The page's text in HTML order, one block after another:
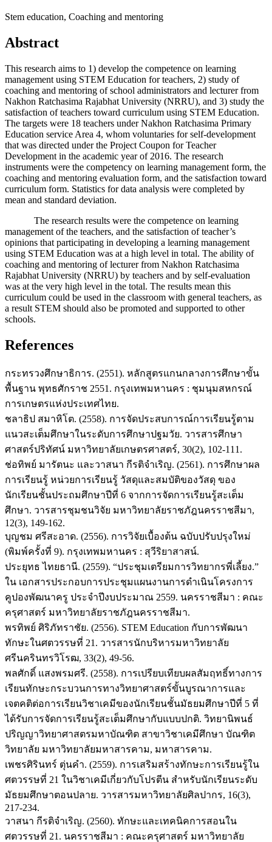
Stem education, Coaching and mentoring
Abstract
This research aims to 1) develop the competence on learning
management using STEM Education for teachers, 2) study of
coaching and mentoring of school administrators and lecturer from
Nakhon Ratchasima Rajabhat University (NRRU), and 3) study the
satisfaction of teachers toward curriculum using STEM Education.
The targets were 18 teachers under Nakhon Ratchasima Primary
Education service Area 4, whom voluntaries for self-development
that was directed under the Project Coupon for Teacher
Development in the academic year of 2016. The research
instruments were the competency on learning management form, the
coaching and mentoring evaluation form, and the satisfaction toward
curriculum form. Statistics for data analysis were completed by
mean and standard deviation.
The research results were the competence on learning
management of the teachers, and the satisfaction of teacher’s
opinions that participating in developing a learning management
using STEM Education was at a high level in total. The ability of
coaching and mentoring of lecturer from Nakhon Ratchasima
Rajabhat University (NRRU) by teachers and by self-evaluation
was at the very high level in the total. The results mean this
curriculum could be used in the classroom with general teachers, as
a result STEM should also be promoted and supported to other
schools.
References
กระทรวงศึกษาธิการ. (2551). หลักสูตรแกนกลางการศึกษาขั้น
พื้นฐาน พุทธศักราช 2551. กรุงเทพมหานคร : ชุมนุมสหกรณ์
การเกษตรแห่งประเทศไทย.
ชลาธิป สมาหิโต. (2558). การจัดประสบการณ์การเรียนรู้ตาม
แนวสะเต็มศึกษาในระดับการศึกษาปฐมวัย. วารสารศึกษา
ศาสตร์ปริทัศน์ มหาวิทยาลัยเกษตรศาสตร์, 30(2), 102-111.
ช่อทิพย์ มารัตนะ และวาสนา กีรติจำเริญ. (2561). การศึกษาผล
การเรียนรู้ หน่วยการเรียนรู้ วัสดุและสมบัติของวัสดุ ของ
นักเรียนชั้นประถมศึกษาปีที่ 6 จากการจัดการเรียนรู้สะเต็ม
ศึกษา. วารสารชุมชนวิจัย มหาวิทยาลัยราชภัฎนครราชสีมา,
12(3), 149-162.
บุญชม ศรีสะอาด. (2556). การวิจัยเบื้องต้น ฉบับปรับปรุงใหม่
(พิมพ์ครั้งที่ 9). กรุงเทพมหานคร : สุวีริยาสาสน์.
ประยุทธ ไทยธานี. (2559). “ประชุมเตรียมการวิทยากรพี่เลี้ยง.”
ใน เอกสารประกอบการประชุมแผนงานการดำเนินโครงการ
คูปองพัฒนาครู ประจำปีงบประมาณ 2559. นครราชสีมา : คณะ
ครุศาสตร์ มหาวิทยาลัยราชภัฎนครราชสีมา.
พรทิพย์ ศิริภัทราชัย. (2556). STEM Education กับการพัฒนา
ทักษะในศตวรรษที่ 21. วารสารนักบริหารมหาวิทยาลัย
ศรีนครินทรวิโรฒ, 33(2), 49-56.
พลศักดิ์ แสงพรมศรี. (2558). การเปรียบเทียบผลสัมฤทธิ์ทางการ
เรียนทักษะกระบวนการทางวิทยาศาสตร์ขั้นบูรณาการและ
เจตคติต่อการเรียนวิชาเคมีของนักเรียนชั้นมัธยมศึกษาปีที่ 5 ที่
ได้รับการจัดการเรียนรู้สะเต็มศึกษากับแบบปกติ. วิทยานิพนธ์
ปริญญาวิทยาศาสตรมหาบัณฑิต สาขาวิชาเคมีศึกษา บัณฑิต
วิทยาลัย มหาวิทยาลัยมหาสารคาม, มหาสารคาม.
เพชรศิรินทร์ ตุ่นคำ. (2559). การเสริมสร้างทักษะการเรียนรู้ใน
ศตวรรษที่ 21 ในวิชาเคมีเกี่ยวกับโปรตีน สำหรับนักเรียนระดับ
มัธยมศึกษาตอนปลาย. วารสารมหาวิทยาลัยศิลปากร, 16(3),
217-234.
วาสนา กีรติจำเริญ. (2560). ทักษะและเทคนิคการสอนใน
ศตวรรษที่ 21. นครราชสีมา : คณะครุศาสตร์ มหาวิทยาลัย